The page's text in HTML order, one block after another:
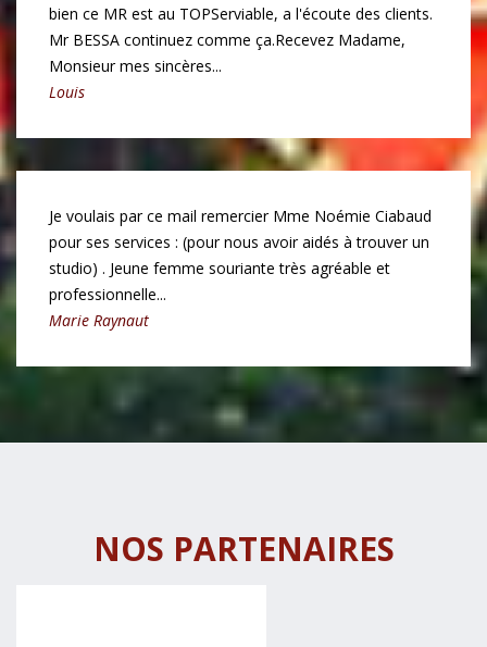
bien ce MR est au TOPServiable, a l'écoute des clients.
Mr BESSA continuez comme ça.Recevez Madame,
Monsieur mes sincères...
Louis
Je voulais par ce mail remercier Mme Noémie Ciabaud
pour ses services : (pour nous avoir aidés à trouver un
studio) . Jeune femme souriante très agréable et
professionnelle...
Marie Raynaut
NOS PARTENAIRES